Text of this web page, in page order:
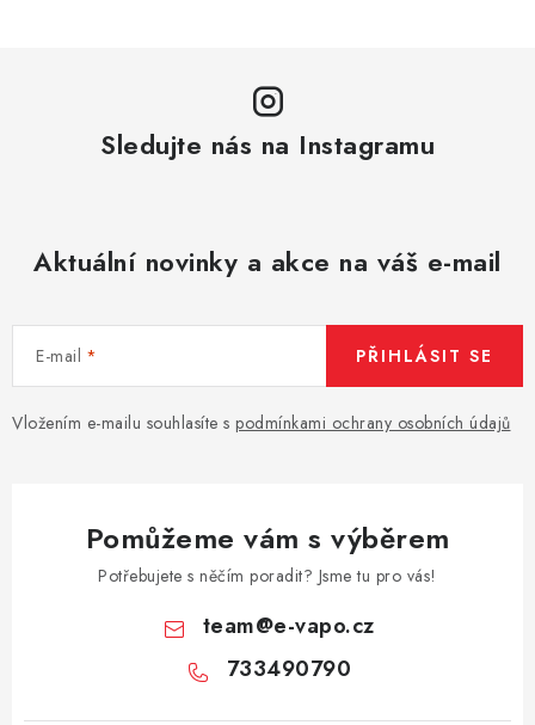
Sledujte nás na Instagramu
Aktuální novinky a akce na váš e-mail
E-mail
Vložením e-mailu souhlasíte s podmínkami ochrany osobních údajů
PŘIHLÁSIT SE
Pomůžeme vám s výběrem
Potřebujete s něčím poradit? Jsme tu pro vás!
team@e-vapo.cz
733490790